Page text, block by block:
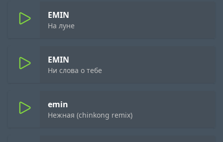
EMIN
На луне
EMIN
Ни слова о тебе
emin
Нежная (chinkong remix)